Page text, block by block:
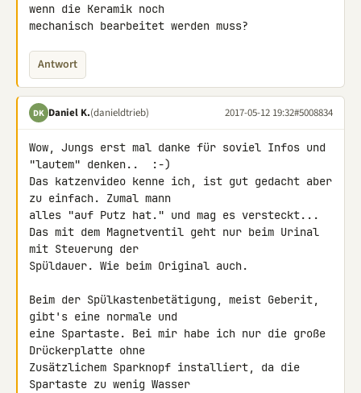
wenn die Keramik noch
mechanisch bearbeitet werden muss?
Antwort
DK Daniel K.(danieldtrieb) 2017-05-12 19:32#5008834
Wow, Jungs erst mal danke für soviel Infos und
"lautem" denken..  :-)
Das katzenvideo kenne ich, ist gut gedacht aber
zu einfach. Zumal mann
alles "auf Putz hat." und mag es versteckt...
Das mit dem Magnetventil geht nur beim Urinal
mit Steuerung der
Spüldauer. Wie beim Original auch.
Beim der Spülkastenbetätigung, meist Geberit,
gibt's eine normale und
eine Spartaste. Bei mir habe ich nur die große
Drückerplatte ohne
Zusätzlichem Sparknopf installiert, da die
Spartaste zu wenig Wasser